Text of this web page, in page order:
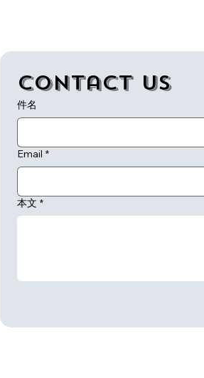
Contact us
件名
Email *
本文 *